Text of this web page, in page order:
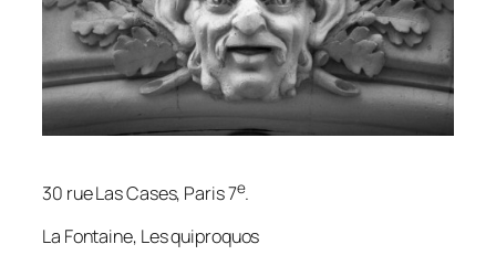
30 rue Las Cases, Paris 7e.
La Fontaine, Les quiproquos